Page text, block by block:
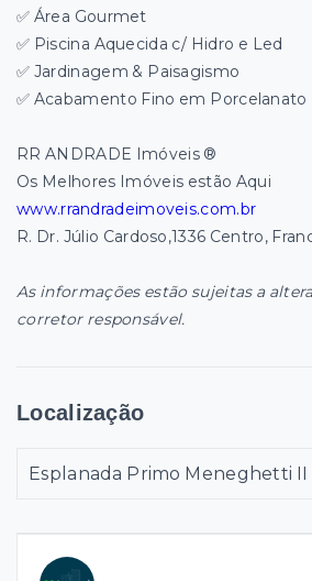
✅ Área Gourmet
✅ Piscina Aquecida c/ Hidro e Led
✅ Jardinagem & Paisagismo
✅ Acabamento Fino em Porcelanato
RR ANDRADE Imóveis ®
Os Melhores Imóveis estão Aqui
www.rrandradeimoveis.com.br
R. Dr. Júlio Cardoso,1336 Centro,
As informações estão sujeitas a
corretor responsável.
Localização
Esplanada Primo Meneghetti II